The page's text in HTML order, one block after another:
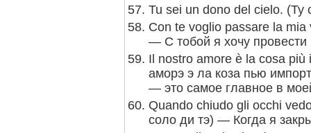
Tu sei un dono del cielo.
Con te voglio passare la
— С тобой я хочу
Il nostro amore è la cosa
аморэ э ла коза пью
— это самое главное в
Quando chiudo gli occhi
соло ди тэ) — Когда я